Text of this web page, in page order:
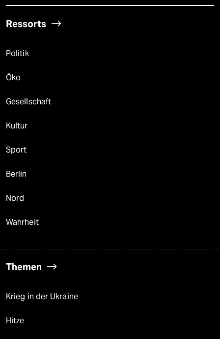
Ressorts
Politik
Öko
Gesellschaft
Kultur
Sport
Berlin
Nord
Wahrheit
Themen
Krieg in der Ukraine
Hitze